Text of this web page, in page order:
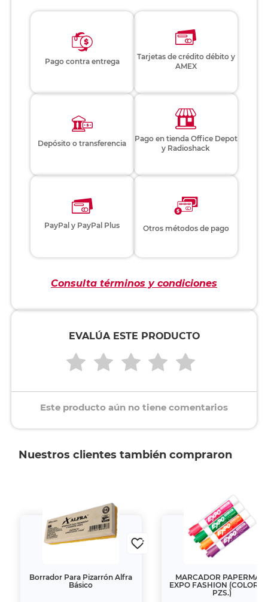
Pago contra entrega
Tarjetas de crédito débito y
AMEX
Depósito o transferencia
Pago en tienda Office Depot
y Radioshack
PayPal y PayPal Plus Otros métodos de pago
Consulta términos y condiciones
EVALÚA ESTE PRODUCTO
Este producto aún no tiene comentarios
Nuestros clientes también compraron
Borrador Para Pizarrón Alfra
Básico
MARCADOR
EXPO FASHION (COLORES
PZS.)